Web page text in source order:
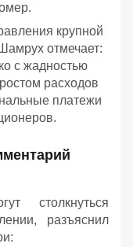
крупной
отмечает:
с жадностью
расходов
платежи
столкнуться
разъяснил